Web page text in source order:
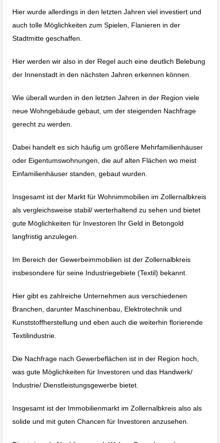
Hier wurde allerdings in den letzten Jahren viel investiert und
auch tolle Möglichkeiten zum Spielen, Flanieren in der
Stadtmitte geschaffen.
Hier werden wir also in der Regel auch eine deutlich Belebung
der Innenstadt in den nächsten Jahren erkennen können.
Wie überall wurden in den letzten Jahren in der Region viele
neue Wohngebäude gebaut, um der steigenden Nachfrage
gerecht zu werden.
Dabei handelt es sich häufig um größere Mehrfamilienhäuser
oder Eigentumswohnungen, die auf alten Flächen wo meist
Einfamilienhäuser standen, gebaut wurden.
Insgesamt ist der Markt für Wohnimmobilien im Zollernalbkreis
als vergleichsweise stabil/ werterhaltend zu sehen und bietet
gute Möglichkeiten für Investoren Ihr Geld in Betongold
langfristig anzulegen.
Im Bereich der Gewerbeimmobilien ist der Zollernalbkreis
insbesondere für seine Industriegebiete (Textil) bekannt.
Hier gibt es zahlreiche Unternehmen aus verschiedenen
Branchen, darunter Maschinenbau, Elektrotechnik und
Kunststoffherstellung und eben auch die weiterhin florierende
Textilindustrie.
Die Nachfrage nach Gewerbeflächen ist in der Region hoch,
was gute Möglichkeiten für Investoren und das Handwerk/
Industrie/ Dienstleistungsgewerbe bietet.
Insgesamt ist der Immobilienmarkt im Zollernalbkreis also als
solide und mit guten Chancen für Investoren anzusehen.